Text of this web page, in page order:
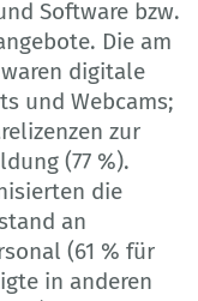
Software bzw.
Die am
digitale
und Webcams;
zur
(77 %).
die
an
(61 % für
in anderen